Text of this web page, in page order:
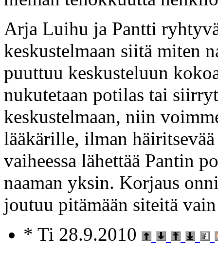
Arja Luihu ja Pantti
keskustelmaan siitä miten
puuttuu keskusteluun
nukutetaan potilas tai
keskustelmaan, niin
lääkärille, ilman
vaiheessa lähettää Pantin
naaman yksin. Korjaus
joutuu pitämään siteitä
* Ti 28.9.2010